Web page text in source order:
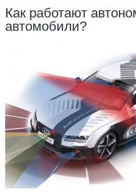
Как работают
автомобили?